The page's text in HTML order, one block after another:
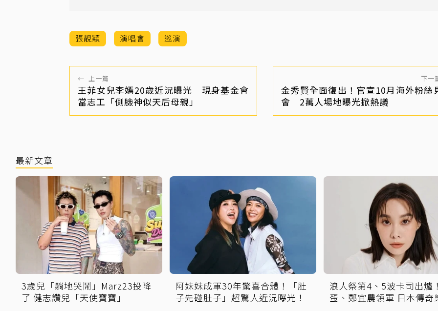
張靚穎 演唱會 巡演
← 上一篇
王菲女兒李嫣20歲近況曝光 現身基金會
當志工「側臉神似天后母親」
下一
金秀賢全面復出！官宣10月海外粉絲
會 2萬人場地曝光掀熱議
最新文章
3歲兒「躺地哭鬧」Marz23投降
了 健志讚兒「天使寶寶」
阿妹妹成軍30年驚喜合體！「肚
子先碰肚子」超驚人近況曝光！
浪人祭第4、5波卡司出爐
蛋、鄭宜農領軍 日本傳奇